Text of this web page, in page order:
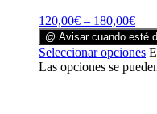
120,00€ – 180,00€
@ Avisar cuando esté
Seleccionar opciones
Las opciones se